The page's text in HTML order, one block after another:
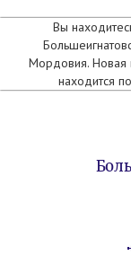
Вы
Мордовия. Новая
находится